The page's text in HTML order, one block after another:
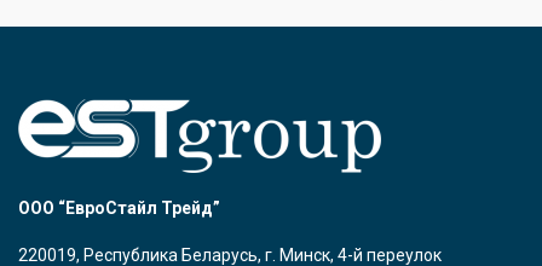
ООО “ЕвроСтайл Трейд”
220019, Республика Беларусь, г. Минск, 4-й переулок